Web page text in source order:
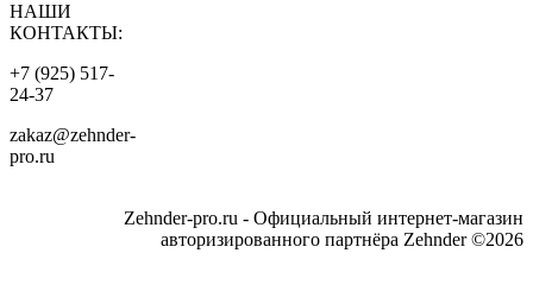
НАШИ
КОНТАКТЫ:
+7 (925) 517-
24-37
zakaz@zehnder-
pro.ru
Zehnder-pro.ru - Официальный интернет-магазин
авторизированного партнёра Zehnder ©2026